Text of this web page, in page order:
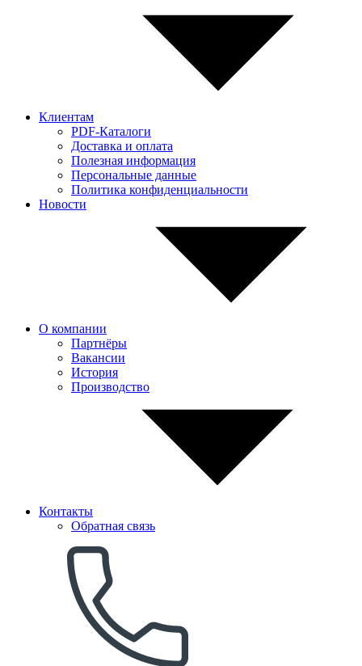
Клиентам
PDF-Каталоги
Доставка и оплата
Полезная информация
Персональные данные
Политика конфиденциальности
Новости
О компании
Партнёры
Вакансии
История
Производство
Контакты
Обратная связь